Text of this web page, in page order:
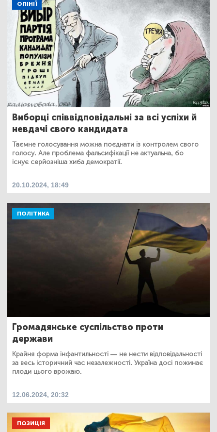
ОПІНІЇ
Виборці співвідповідальні за всі успіхи й
невдачі свого кандидата
Таємне голосування можна поєднати із контролем свого
голосу. Але проблема фальсифікації не актуальна, бо
існує серйозніша хиба демократії.
20.10.2024, 18:49
ПОЛІТИКА
Громадянське суспільство проти
держави
Крайня форма інфантильності — не нести відповідальності
за весь історичний час незалежності. Україна досі пожинає
плоди цього врожаю.
12.06.2024, 20:32
ПОЗИЦІЯ